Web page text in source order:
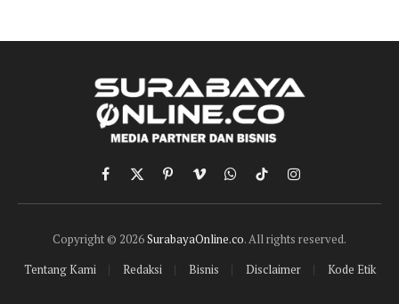
Facebook
X
(Twitter)
PinterestVimeoWhatsApp
TikTokInstagram
Copyright © 2026SurabayaOnline.co. All rights reserved.
Tentang Kami
Redaksi Bisnis Disclaimer Kode Etik